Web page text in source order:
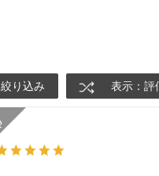
絞り込み 表示：評